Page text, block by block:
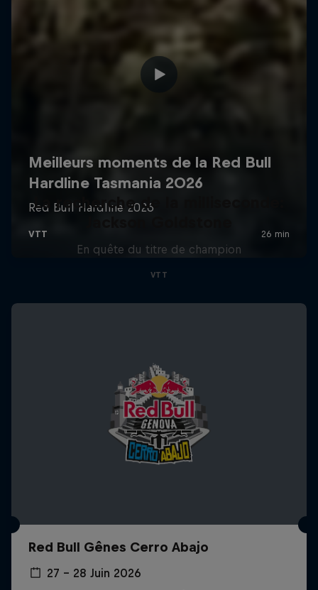
La recherche de la milliseconde:
En quête du titre de champion
VTT
Red Bull Gênes Cerro Abajo
27 – 28 Juin 2026